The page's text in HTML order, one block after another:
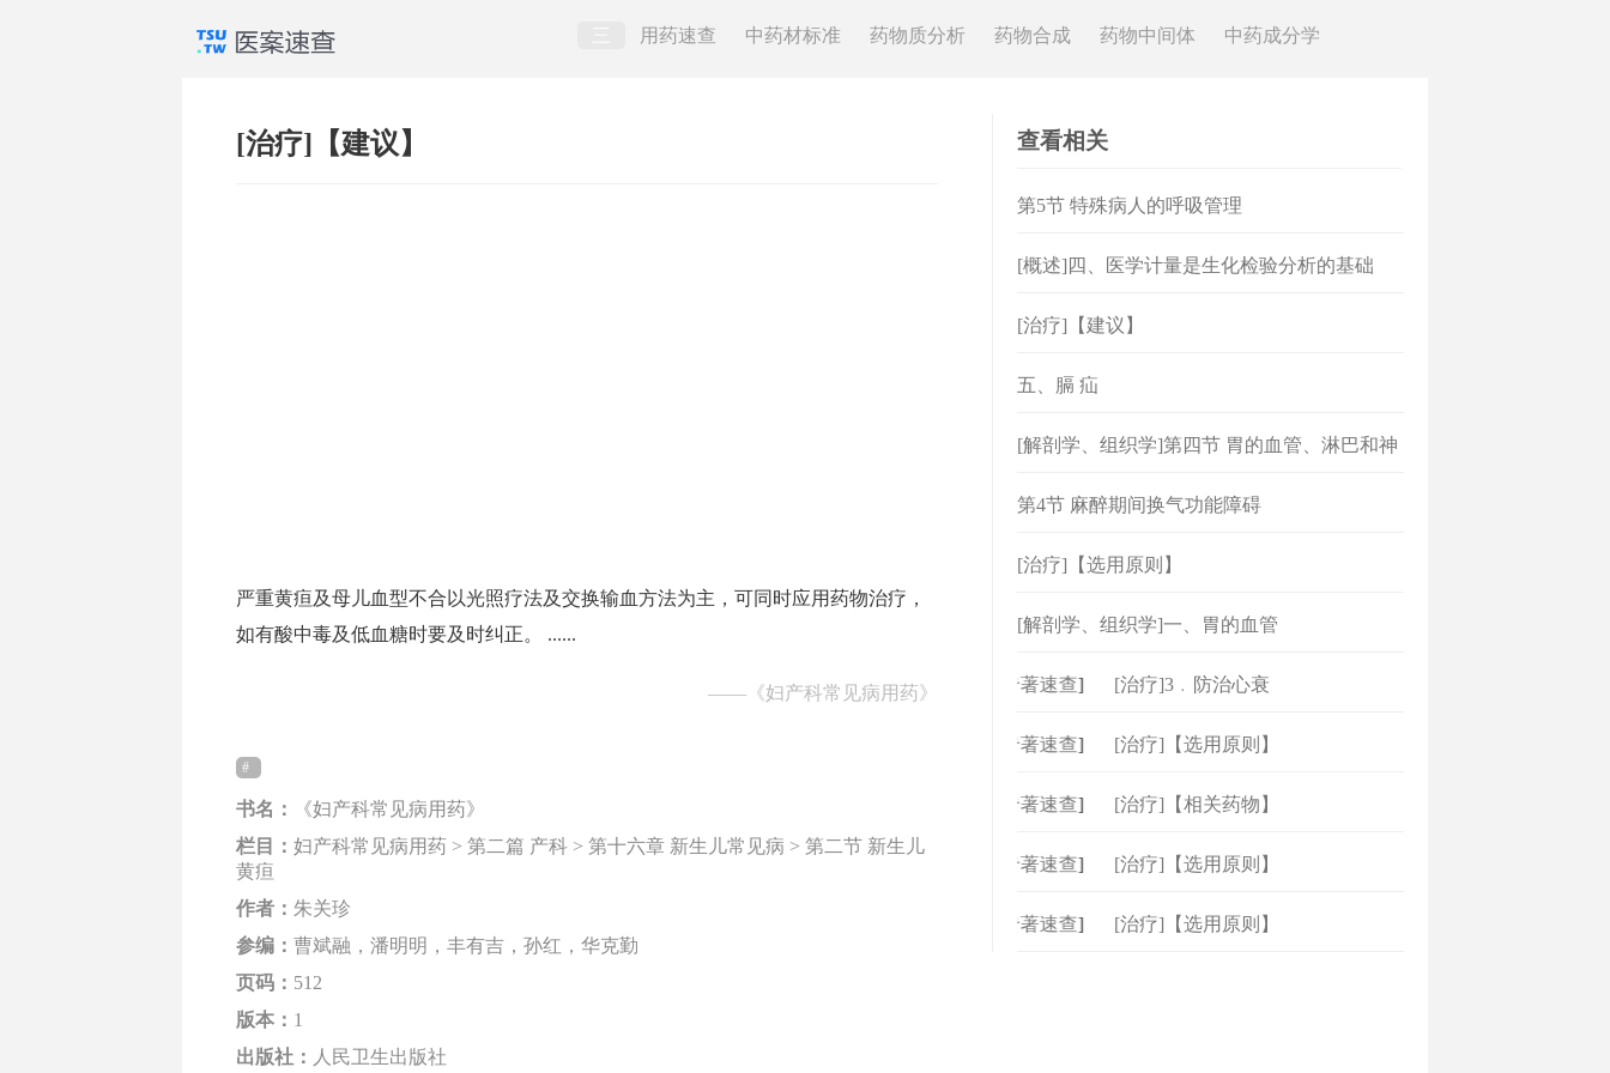
用药速查 中药材标准 药物质分析 药物合成 药物中间体 中药成分学
[治疗]【建议】
严重黄疸及母儿血型不合以光照疗法及交换输血方法为主，可同时应用药物治疗，
如有酸中毒及低血糖时要及时纠正。 ......
—— 《妇产科常见病用药》
书名：
《妇产科常见病用药》
栏目： 妇产科常见病用药 > 第二篇 产科 > 第十六章 新生儿常见病 > 第二节 新生儿
黄疸
作者： 朱关珍
参编： 曹斌融，潘明明，丰有吉，孙红，华克勤
页码： 512
版本： 1
出版社： 人民卫生出版社
查看相关
第5节 特殊病人的呼吸管理
[概述]四、医学计量是生化检验分析的基础
[治疗]【建议】
五、膈 疝
[解剖学、组织学]第四节 胃的血管、淋巴和神
第4节 麻醉期间换气功能障碍
[治疗]【选用原则】
[解剖学、组织学]一、胃的血管
专著速查] [治疗]3﹒防治心衰
专著速查] [治疗]【选用原则】
专著速查] [治疗]【相关药物】
专著速查] [治疗]【选用原则】
专著速查] [治疗]【选用原则】